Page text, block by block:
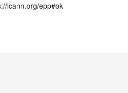
icann.org/epp#ok